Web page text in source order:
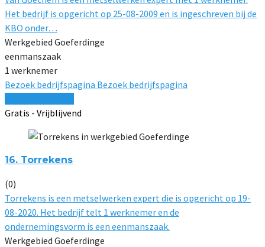
Het bedrijf is opgericht op 25-08-2009 en is ingeschreven bij de
KBO onder…
Werkgebied Goeferdinge
eenmanszaak
1 werknemer
Bezoek bedrijfspagina Bezoek bedrijfspagina
Gratis - Vrijblijvend
16. Torrekens
(0)
Torrekens is een metselwerken expert die is opgericht op 19-
08-2020. Het bedrijf telt 1 werknemer en de
ondernemingsvorm is een eenmanszaak.
Werkgebied Goeferdinge